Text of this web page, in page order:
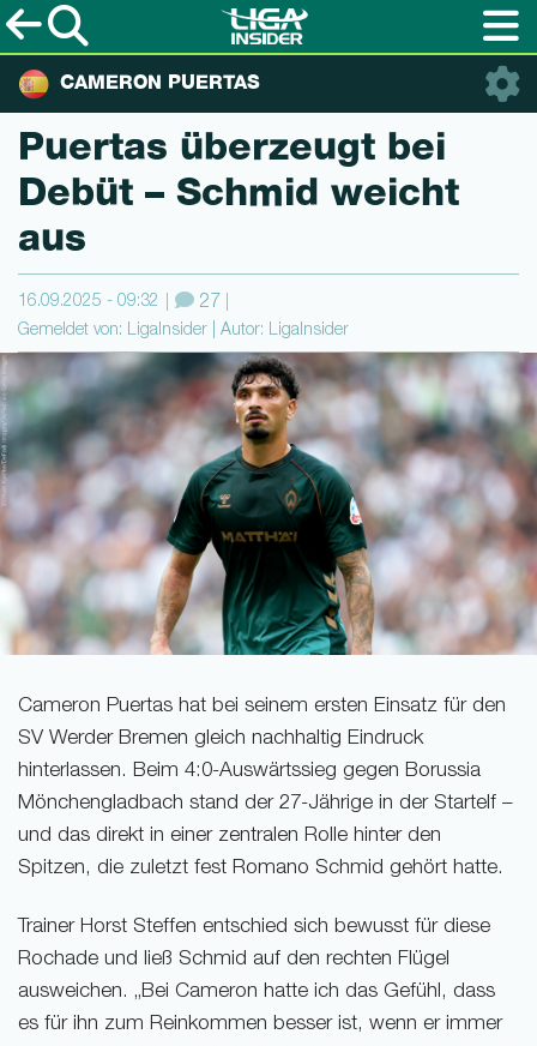
CAMERON PUERTAS
Puertas überzeugt bei
Debüt – Schmid weicht
aus
16.09.2025 - 09:32 27
Gemeldet von: LigaInsider | Autor: LigaInsider
Cameron Puertas hat bei seinem ersten Einsatz für den
SV Werder Bremen gleich nachhaltig Eindruck
hinterlassen. Beim 4:0-Auswärtssieg gegen Borussia
Mönchengladbach stand der 27-Jährige in der Startelf –
und das direkt in einer zentralen Rolle hinter den
Spitzen, die zuletzt fest Romano Schmid gehört hatte.
Trainer Horst Steffen entschied sich bewusst für diese
Rochade und ließ Schmid auf den rechten Flügel
ausweichen. „Bei Cameron hatte ich das Gefühl, dass
es für ihn zum Reinkommen besser ist, wenn er immer